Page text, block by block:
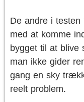
De andre i
med at komme
bygget til at blive
man ikke gider
gang en sky
reelt problem.